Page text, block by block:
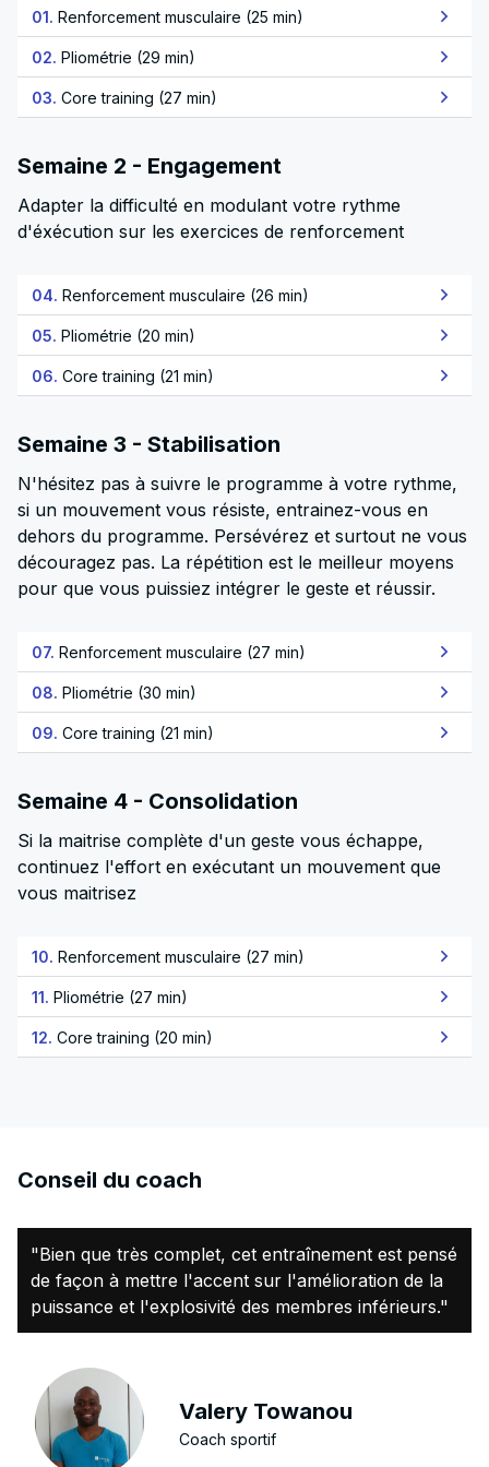
01. Renforcement musculaire (25 min)
02. Pliométrie (29 min)
03. Core training (27 min)
Semaine 2 - Engagement
Adapter la difficulté en modulant votre rythme
d'éxécution sur les exercices de renforcement
04. Renforcement musculaire (26 min)
05. Pliométrie (20 min)
06. Core training (21 min)
Semaine 3 - Stabilisation
N'hésitez pas à suivre le programme à votre rythme,
si un mouvement vous résiste, entrainez-vous en
dehors du programme. Persévérez et surtout ne vous
découragez pas. La répétition est le meilleur moyens
pour que vous puissiez intégrer le geste et réussir.
07. Renforcement musculaire (27 min)
08. Pliométrie (30 min)
09. Core training (21 min)
Semaine 4 - Consolidation
Si la maitrise complète d'un geste vous échappe,
continuez l'effort en exécutant un mouvement que
vous maitrisez
10. Renforcement musculaire (27 min)
11. Pliométrie (27 min)
12. Core training (20 min)
Conseil du coach
"Bien que très complet, cet entraînement est pensé
de façon à mettre l'accent sur l'amélioration de la
puissance et l'explosivité des membres inférieurs."
Valery Towanou
Coach sportif